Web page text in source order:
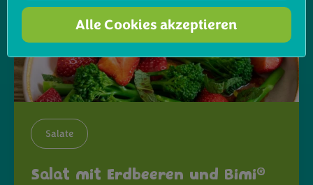
Salate
Salat mit Erdbeeren und Bimi®
Alle Cookies akzeptieren